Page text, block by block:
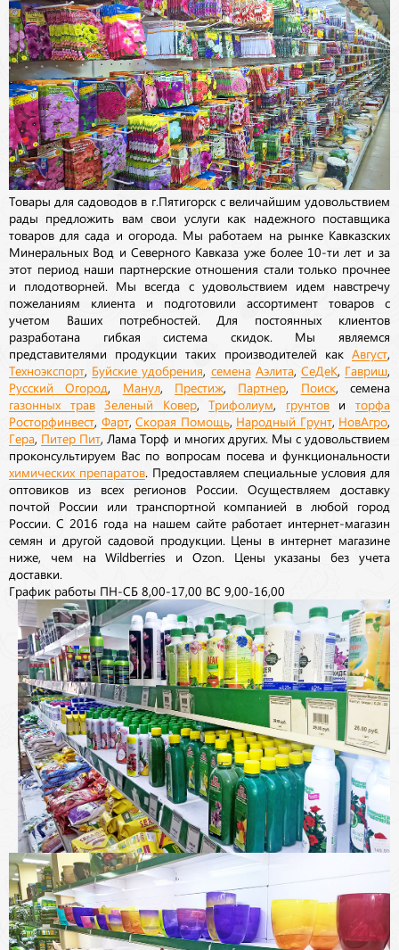
Товары для садоводов в г.Пятигорск с величайшим удовольствием
рады предложить вам свои услуги как надежного поставщика
товаров для сада и огорода. Мы работаем на рынке Кавказских
Минеральных Вод и Северного Кавказа уже более 10-ти лет и за
этот период наши партнерские отношения стали только прочнее
и плодотворней. Мы всегда с удовольствием идем навстречу
пожеланиям клиента и подготовили ассортимент товаров с
учетом Ваших потребностей. Для постоянных клиентов
разработана гибкая система скидок. Мы являемся
представителями продукции таких производителей как Август
Техноэкспорт Буйские удобрения семена Аэлита, СеДеК Гавриш
Русский Огород Манул, Престиж Партнер Поиск, семена
газонных трав Зеленый Ковер,Трифолиум грунтовиторфа
Росторфинвест Фарт, Скорая Помощь Народный Грунт, НовАгро
Гера Питер Пит , Лама Торф и многих других. Мы с удовольствием
проконсультируем Вас по вопросам посева и функциональности
химических препаратов. Предоставляем специальные условия для
оптовиков из всех регионов России. Осуществляем доставку
почтой России или транспортной компанией в любой город
России. С 2016 года на нашем сайте работает интернет-магазин
семян и другой садовой продукции. Цены в интернет магазине
ниже, чем на Wildberries и Ozon. Цены указаны без учета
доставки.
График работы ПН-СБ 8,00-17,00 ВС 9,00-16,00